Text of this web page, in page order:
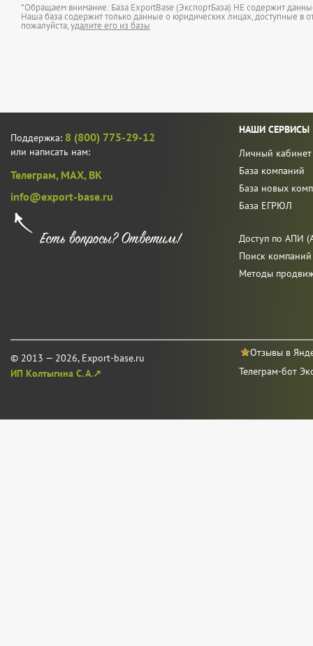
*Обращаем внимание: База ExportBase (ЭкспортБаза) НЕ содержит
Наша база содержит только данные о юридических лицах, доступные в
пожалуйста,удалите его из базы
Поддержка: 8 (800) 775-29-12
или написать нам:
Телеграм, MAX, ВК
info@export-base.ru
© 2013 — 2026, Export-base.ru
ИП Колтыгина С. А.↗
НАШИ СЕРВИСЫ
Личный кабинет
База компаний
База новых
База ЕГРЮЛ
Доступ по АПИ
Поиск
Методы
Отзывы в
Телеграм-бот